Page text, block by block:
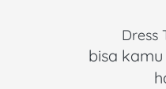
Dress
bisa